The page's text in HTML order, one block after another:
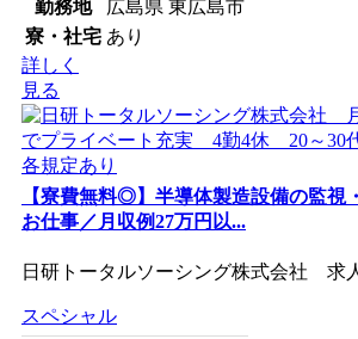
勤務地
広島県 東広島市
寮・社宅 あり
詳しく
見る
【寮費無料◎】半導体製造設備の監視
お仕事／月収例27万円以...
日研トータルソーシング株式会社 求
スペシャル